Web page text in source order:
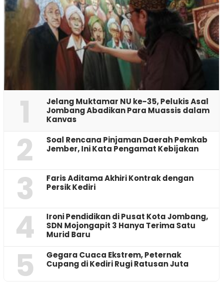
1
Jelang Muktamar NU ke-35, Pelukis Asal
Jombang Abadikan Para Muassis dalam
Kanvas
2
‎Soal Rencana Pinjaman Daerah Pemkab
Jember, Ini Kata Pengamat Kebijakan ‎
3
Faris Aditama Akhiri Kontrak dengan
Persik Kediri
4
Ironi Pendidikan di Pusat Kota Jombang,
SDN Mojongapit 3 Hanya Terima Satu
Murid Baru
5
‎Gegara Cuaca Ekstrem, Peternak
Cupang di Kediri Rugi Ratusan Juta